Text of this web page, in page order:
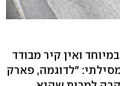
ואין קיר מבודד
ערכה יכול לרדת עד 5%. מסילתי: "לדוגמה, פארק